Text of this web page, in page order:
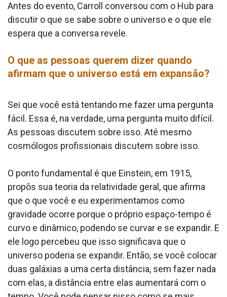
Antes do evento, Carroll conversou com o Hub para
discutir o que se sabe sobre o universo e o que ele
espera que a conversa revele.
O que as pessoas querem dizer quando
afirmam que o universo está em expansão?
Sei que você está tentando me fazer uma pergunta
fácil. Essa é, na verdade, uma pergunta muito difícil.
As pessoas discutem sobre isso. Até mesmo
cosmólogos profissionais discutem sobre isso.
O ponto fundamental é que Einstein, em 1915,
propôs sua teoria da relatividade geral, que afirma
que o que você e eu experimentamos como
gravidade ocorre porque o próprio espaço-tempo é
curvo e dinâmico, podendo se curvar e se expandir. E
ele logo percebeu que isso significava que o
universo poderia se expandir. Então, se você colocar
duas galáxias a uma certa distância, sem fazer nada
com elas, a distância entre elas aumentará com o